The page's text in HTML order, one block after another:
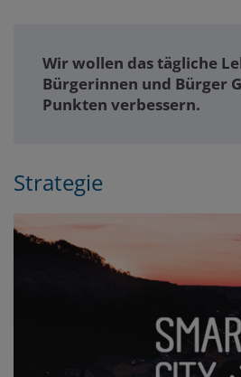
Wir wollen das tägliche
Bürgerinnen und Bürger
Punkten verbessern.
Strategie